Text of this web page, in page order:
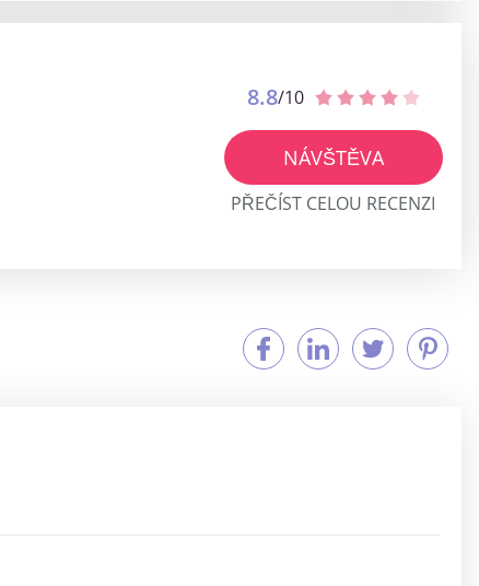
8.8/10
NÁVŠTĚVA
PŘEČÍST CELOU RECENZI